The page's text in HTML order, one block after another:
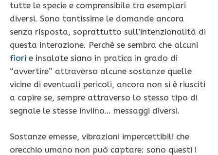
tutte le specie e comprensibile tra esemplari
diversi. Sono tantissime le domande ancora
senza risposta, soprattutto sull’intenzionalità di
questa interazione. Perché se sembra che alcuni
fiori e insalate siano in pratica in grado di
“avvertire” attraverso alcune sostanze quelle
vicine di eventuali pericoli, ancora non si è riusciti
a capire se, sempre attraverso lo stesso tipo di
segnale le stesse inviino… messaggi diversi.
Sostanze emesse, vibrazioni impercettibili che
orecchio umano non può captare: sono questi i